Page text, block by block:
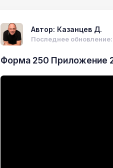
Автор: Казанцев Д.
Последнее
Форма 250 Приложение